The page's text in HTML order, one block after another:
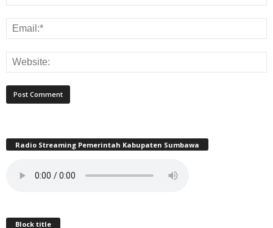
Radio Streaming Pemerintah Kabupaten Sumbawa
Block title